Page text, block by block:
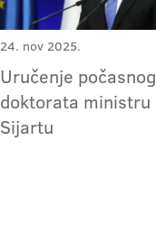
24. nov 2025.
Uručenje počasnog
doktorata ministru
Sijartu